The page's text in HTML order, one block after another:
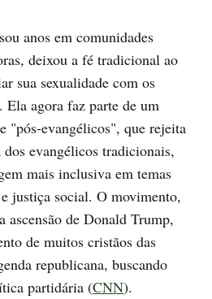
anos em comunidades
deixou a fé tradicional ao
sua sexualidade com os
Ela agora faz parte de um
"pós-evangélicos", que rejeita
evangélicos tradicionais,
mais inclusiva em temas
justiça social. O movimento,
ascensão de Donald Trump,
de muitos cristãos das
republicana, buscando
partidária (CNN).